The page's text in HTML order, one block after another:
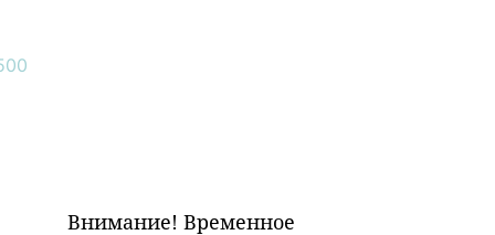
Внимание! Временное